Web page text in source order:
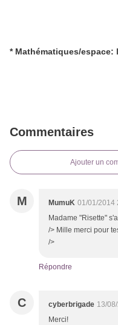
* Mathématiques/espace:
Commentaires
Ajouter un
M MumuK 01/01/2014
Madame "Risette"
/> Mille merci pour
/>
Répondre
C cyberbrigade 13/
Merci!